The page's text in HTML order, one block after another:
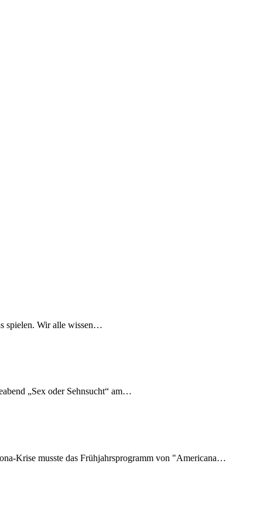
spielen. Wir alle wissen…
„Sex oder Sehnsucht“ am…
Krise musste das Frühjahrsprogramm von "Americana…